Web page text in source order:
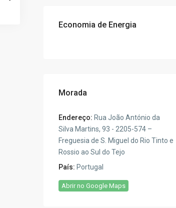
Economia de Energia
Morada
Endereço: Rua João António da
Silva Martins, 93 - 2205-574 –
Freguesia de S. Miguel do Rio Tinto e
Rossio ao Sul do Tejo
País: Portugal
Abrir no Google Maps